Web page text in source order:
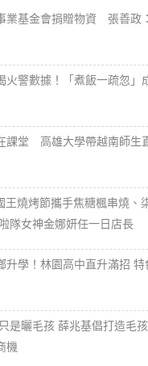
業基金會捐贈物資 張善政
火警數據！「煮飯一疏忽」
課堂 高雄大學帶越南師生
王燒烤節攜手焦糖楓串燒、
隊女神金娜妍任一日店長
升學！林園高中直升滿招
是曬毛孩 薛兆基倡打造毛
機